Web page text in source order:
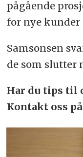
pågående
for nye kunder
Samsonsen
de som slutter
Har du tips til
Kontakt oss